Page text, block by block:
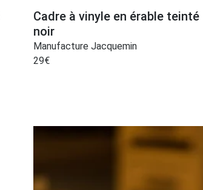
Cadre à vinyle en érable teinté
noir
Manufacture Jacquemin
29€